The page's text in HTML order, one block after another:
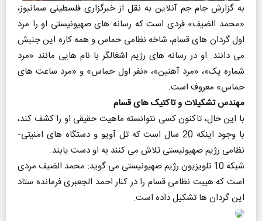
به گزارش جام جم آنلاین به نقل از خبرگزاری فلسطینی سمانیوز،
«محمد الضیف» فردی است که رسانه های صهیونیستی او را مرد
اول گردان های قسام، شاخه نظامی حماس و همه کاره این جنبش
می دانند. او در رسانه های رژیم اشغالگر با نام هایی مانند «مرد
شماره یک»، «مرد آهنین»، «نفر اول حماس» و «مرد ساعت های
حماس» معروف است.
مهندس تشکیلات و تاکتیک های قسام
با این حال، تاکنون کسی نتوانسته ماهیت حقیقی او را کشف کند،
با وجود اینکه 20 سال است که تل آویو و دستگاه های امنیتی-
نظامی رژیم صهیونیستی تلاش می کنند به او دست یابند.
شبکه 10 تلویزیون رژیم صهیونیستی می گوید: محمد الضیف مردی
است که هیبت نظامی قسام را در کنار احمد الجعبری فرمانده ستاد
این گردان ها تشکیل داده است.